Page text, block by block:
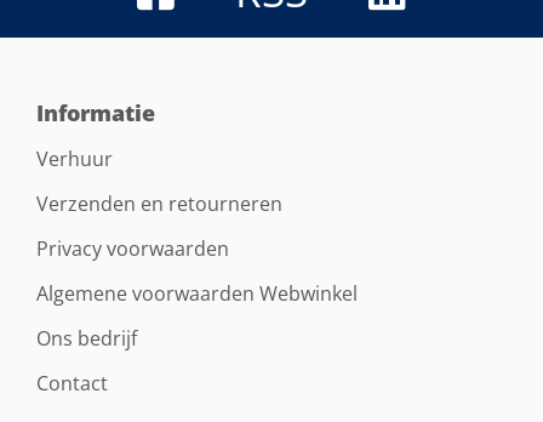
Informatie
Verhuur
Verzenden en retourneren
Privacy voorwaarden
Algemene voorwaarden Webwinkel
Ons bedrijf
Contact